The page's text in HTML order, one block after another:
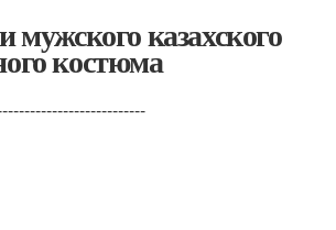
мужского казахского
костюма